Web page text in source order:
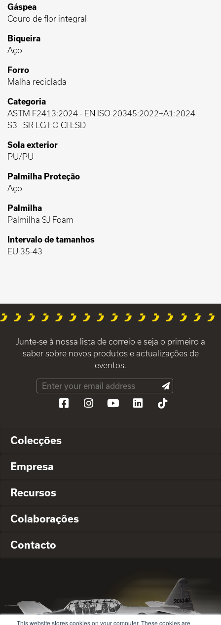
This website stores cookies on your computer. These cookies are
Gáspea
Couro de flor integral
Biqueira
Aço
Forro
Malha reciclada
Categoria
ASTM F2413:2024 - EN ISO 20345:2022+A1:2024
S3
SR LG FO CI ESD
Sola exterior
PU/PU
Palmilha Proteção
Aço
Palmilha
Palmilha SJ Foam
Intervalo de tamanhos
EU 35-43
Junte-se à nossa lista de correio e seja o primeiro a
saber sobre novos produtos e actualizações de
eventos.
Colecções
Empresa
Recursos
Colaborações
Contacto